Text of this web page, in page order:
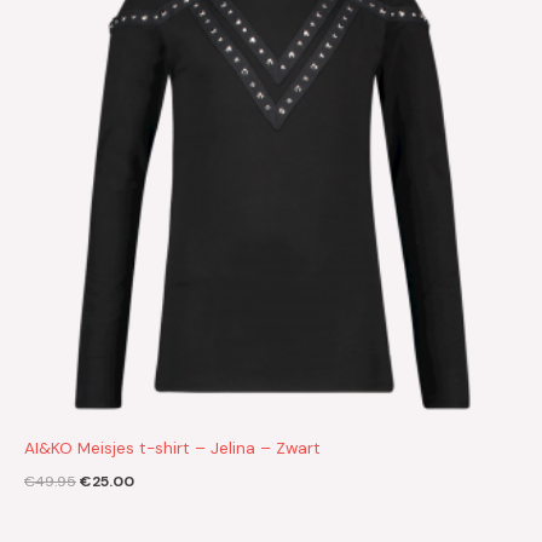
AI&KO Meisjes t-shirt – Jelina – Zwart
€49.95€25.00